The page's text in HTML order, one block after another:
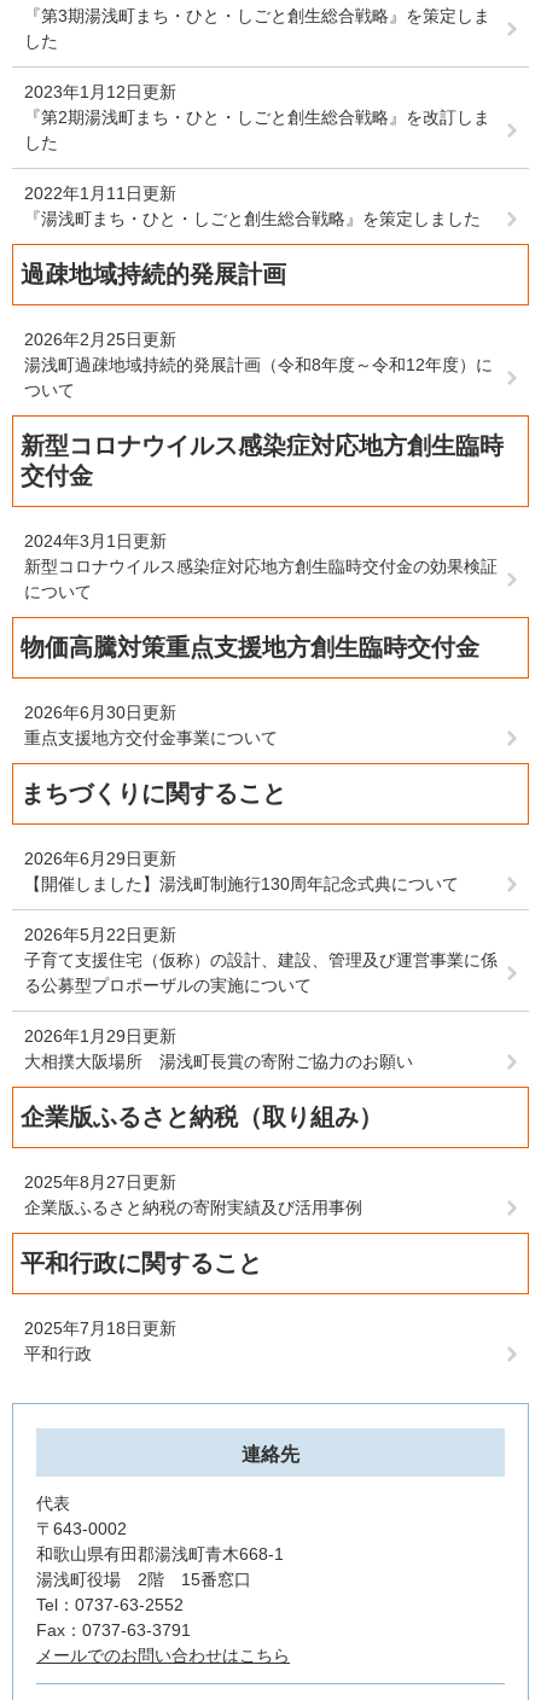
『第3期湯浅町まち・ひと・しごと創生総合戦略』を策定しま
した
2023年1月12日更新
『第2期湯浅町まち・ひと・しごと創生総合戦略』を改訂しま
した
2022年1月11日更新
『湯浅町まち・ひと・しごと創生総合戦略』を策定しました
過疎地域持続的発展計画
2026年2月25日更新
湯浅町過疎地域持続的発展計画（令和8年度～令和12年度）に
ついて
新型コロナウイルス感染症対応地方創生臨時
交付金
2024年3月1日更新
新型コロナウイルス感染症対応地方創生臨時交付金の効果検証
について
物価高騰対策重点支援地方創生臨時交付金
2026年6月30日更新
重点支援地方交付金事業について
まちづくりに関すること
2026年6月29日更新
【開催しました】湯浅町制施行130周年記念式典について
2026年5月22日更新
子育て支援住宅（仮称）の設計、建設、管理及び運営事業に係
る公募型プロポーザルの実施について
2026年1月29日更新
大相撲大阪場所 湯浅町長賞の寄附ご協力のお願い
企業版ふるさと納税（取り組み）
2025年8月27日更新
企業版ふるさと納税の寄附実績及び活用事例
平和行政に関すること
2025年7月18日更新
平和行政
連絡先
代表
〒643-0002
和歌山県有田郡湯浅町青木668-1
湯浅町役場 2階 15番窓口
Tel：0737-63-2552
Fax：0737-63-3791
メールでのお問い合わせはこちら